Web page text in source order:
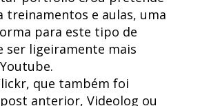
treinamentos e aulas, uma
para este tipo de
ser ligeiramente mais
que também foi
anterior, Videolog ou